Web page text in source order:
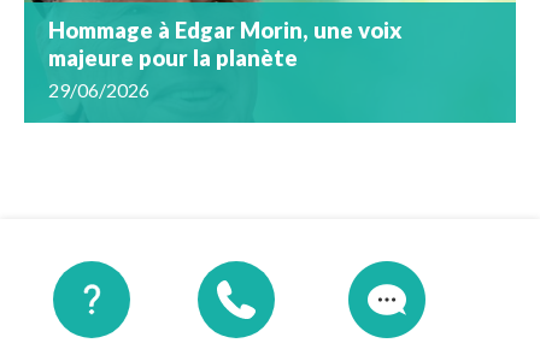
Hommage à Edgar Morin, une voix
majeure pour la planète
29/06/2026